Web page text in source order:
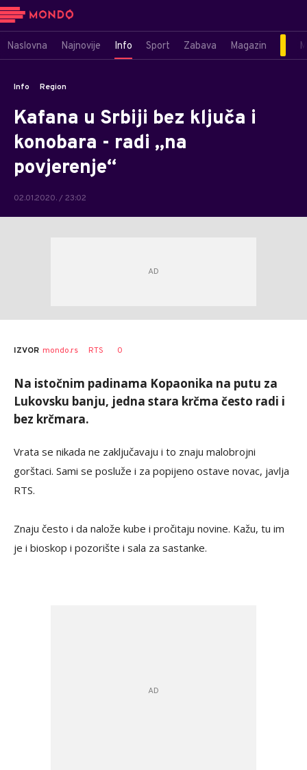
Naslovna Najnovije Info Sport Zabava Magazin
Info Region
Kafana u Srbiji bez ključa i
konobara - radi „na
povjerenje“
02.01.2020. / 23:02
IZVOR mondo.rs RTS 0
Na istočnim padinama Kopaonika na putu za
Lukovsku banju, jedna stara krčma često radi i
bez krčmara.
Vrata se nikada ne zaključavaju i to znaju malobrojni
gorštaci. Sami se posluže i za popijeno ostave novac, javlja
RTS.
Znaju često i da nalože kube i pročitaju novine. Kažu, tu im
je i bioskop i pozorište i sala za sastanke.